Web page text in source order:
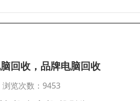
回收，品牌电脑回收
览次数：9453